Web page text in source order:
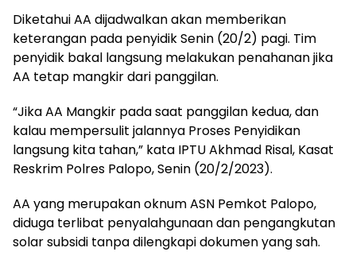
Diketahui AA dijadwalkan akan memberikan
keterangan pada penyidik Senin (20/2) pagi. Tim
penyidik bakal langsung melakukan penahanan jika
AA tetap mangkir dari panggilan.
“Jika AA Mangkir pada saat panggilan kedua, dan
kalau mempersulit jalannya Proses Penyidikan
langsung kita tahan,” kata IPTU Akhmad Risal, Kasat
Reskrim Polres Palopo, Senin (20/2/2023).
AA yang merupakan oknum ASN Pemkot Palopo,
diduga terlibat penyalahgunaan dan pengangkutan
solar subsidi tanpa dilengkapi dokumen yang sah.